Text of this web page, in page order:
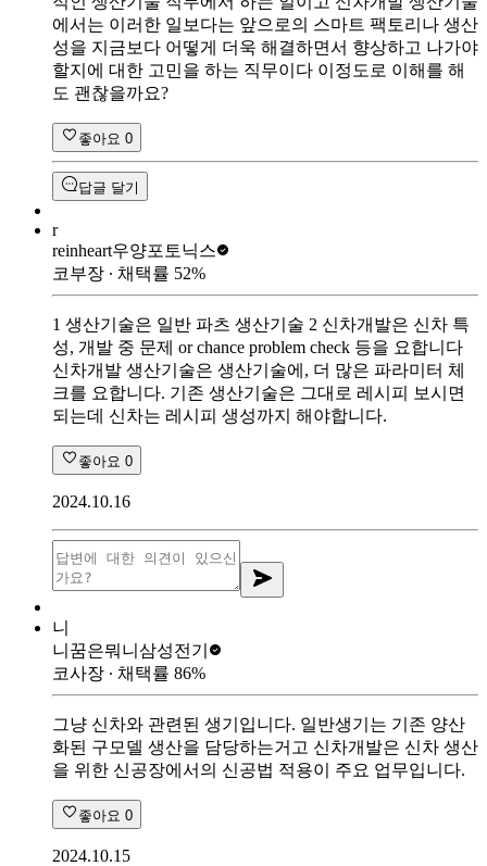
에서는 이러한 일보다는 앞으로의 스마트 팩토리나 생산
성을 지금보다 어떻게 더욱 해결하면서 향상하고 나가야
할지에 대한 고민을 하는 직무이다 이정도로 이해를 해
도 괜찮을까요?
좋아요 0
답글 달기
r
reinheart우양포토닉스
코부장 ∙ 채택률 52%
1 생산기술은 일반 파츠 생산기술 2 신차개발은 신차 특
성, 개발 중 문제 or chance problem check 등을 요합니다
신차개발 생산기술은 생산기술에, 더 많은 파라미터 체
크를 요합니다. 기존 생산기술은 그대로 레시피 보시면
되는데 신차는 레시피 생성까지 해야합니다.
좋아요 0
2024.10.16
니
니꿈은뭐니 삼성전기
코사장 ∙ 채택률 86%
그냥 신차와 관련된 생기입니다. 일반생기는 기존 양산
화된 구모델 생산을 담당하는거고 신차개발은 신차 생산
을 위한 신공장에서의 신공법 적용이 주요 업무입니다.
좋아요 0
2024.10.15